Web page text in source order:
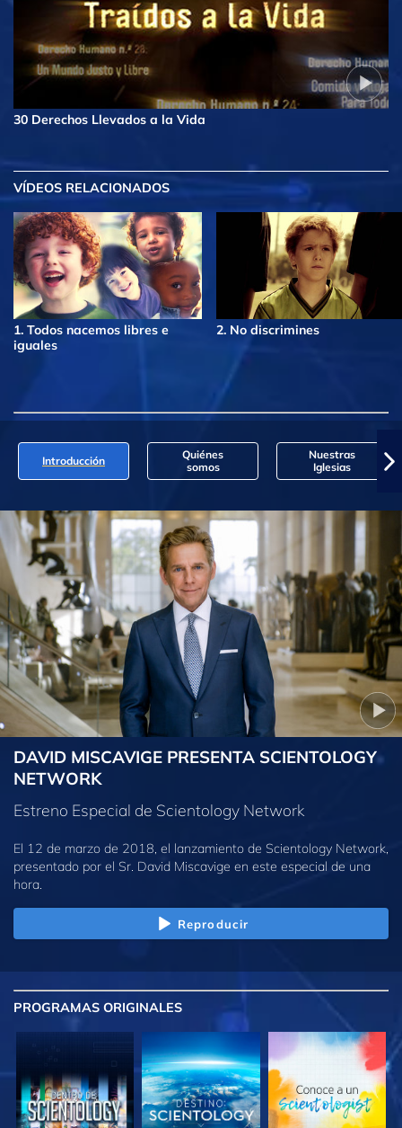
30 Derechos Llevados a la Vida
VÍDEOS RELACIONADOS
1. Todos nacemos libres e
iguales
2. No discrimines
Introducción
Quiénes
somos
Nuestras
Iglesias
DAVID MISCAVIGE PRESENTA SCIENTOLOGY
NETWORK
Estreno Especial de Scientology Network
El 12 de marzo de 2018, el lanzamiento de Scientology Network,
presentado por el Sr. David Miscavige en este especial de una
hora.
Reproducir
PROGRAMAS ORIGINALES